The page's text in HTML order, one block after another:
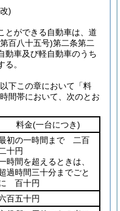
)
とができる自動車は、道
百八十五号)第二条第二
動車及び軽自動車のうち
。
下この章において「料
間帯において、次のとお
料金(一台につき)
初の一時間まで 二百
二十円
時間を超えるときは、
過時間三十分までごと
百十円
百五十円